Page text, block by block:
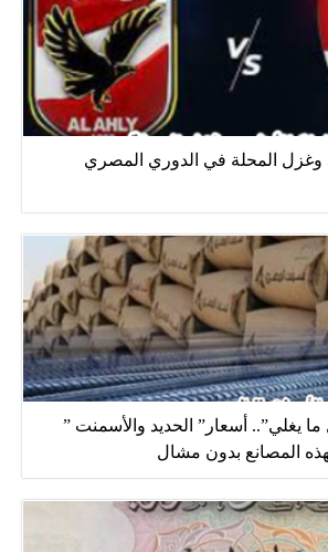
وغزل المحلة في الدوري المصري
يغلي”.. أسعار” الحديد والأسمنت ”